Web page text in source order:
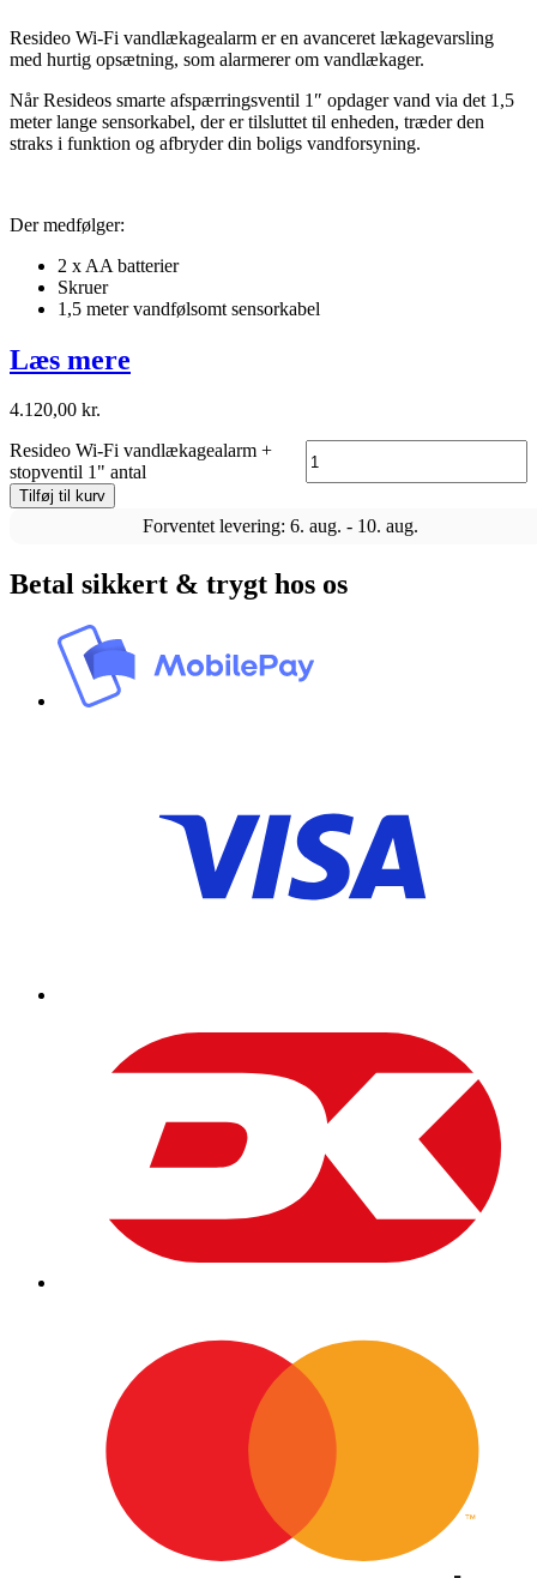
Resideo Wi-Fi vandlækagealarm er en avanceret lækagevarsling
med hurtig opsætning, som alarmerer om vandlækager.
Når Resideos smarte afspærringsventil 1″ opdager vand via det 1,5
meter lange sensorkabel, der er tilsluttet til enheden, træder den
straks i funktion og afbryder din boligs vandforsyning.
Der medfølger:
2 x AA batterier
Skruer
1,5 meter vandfølsomt sensorkabel
Læs mere
4.120,00 kr.
Resideo Wi-Fi vandlækagealarm +
stopventil 1" antal
Tilføj til kurv
Forventet levering: 6. aug. - 10. aug.
Betal sikkert & trygt hos os